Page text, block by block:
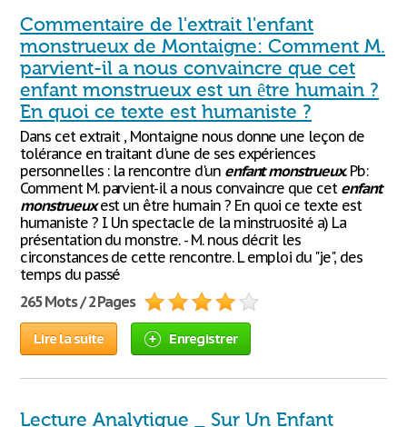
Commentaire de l'extrait l'enfant
monstrueux de Montaigne: Comment M.
parvient-il a nous convaincre que cet
enfant monstrueux est un être humain ?
En quoi ce texte est humaniste ?
Dans cet extrait , Montaigne nous donne une leçon de
tolérance en traitant d'une de ses expériences
personnelles : la rencontre d'un enfant monstrueux. Pb:
Comment M. parvient-il a nous convaincre que cet enfant
monstrueuxest un être humain ? En quoi ce texte est
humaniste ? I. Un spectacle de la minstruosité a) La
présentation du monstre. - M. nous décrit les
circonstances de cette rencontre. L emploi du "je", des
temps du passé
265 Mots / 2 Pages
Lire la suite Enregistrer
Lecture Analytique _ Sur Un Enfant